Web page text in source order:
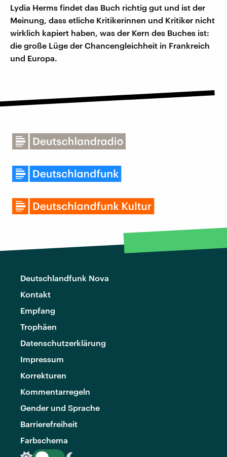
Lydia Herms findet das Buch richtig gut und ist der
Meinung, dass etliche Kritikerinnen und Kritiker nicht
wirklich kapiert haben, was der Kern des Buches ist:
die große Lüge der Chancengleichheit in Frankreich
und Europa.
Deutschlandfunk Nova
Kontakt
Empfang
Trophäen
Datenschutzerklärung
Impressum
Korrekturen
Kommentarregeln
Gender und Sprache
Barrierefreiheit
Farbschema